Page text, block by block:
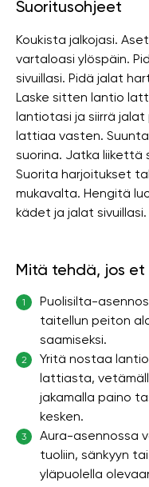
Suoritusohjeet
Koukista jalkojasi.
vartaloasi ylöspäin.
sivuillasi. Pidä jalat
Laske sitten lantio
lantiotasi ja siirrä
lattiaa vasten.
suorina. Jatka liikettä
Suorita harjoitukset
mukavalta. Hengitä
kädet ja jalat sivuillasi.
Mitä tehdä, jos
1
Puolisilta-
taitellun peiton
saamiseksi.
2
Yritä nostaa
lattiasta,
jakamalla paino
kesken.
3
Aura-asennossa
tuoliin, sänkyyn
yläpuolella